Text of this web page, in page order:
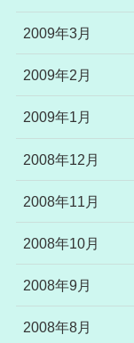
2009年3月
2009年2月
2009年1月
2008年12月
2008年11月
2008年10月
2008年9月
2008年8月